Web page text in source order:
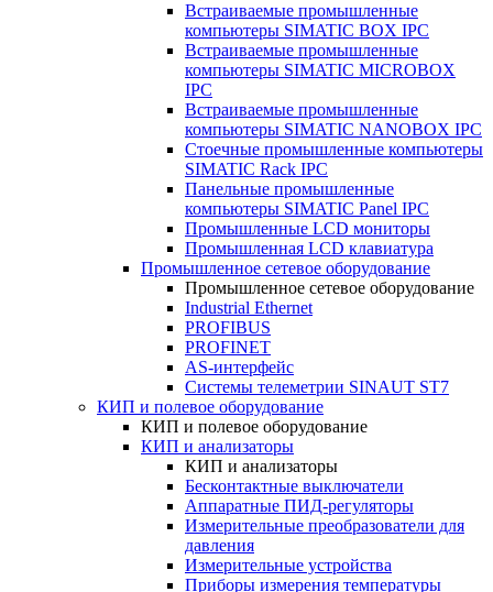
Встраиваемые промышленные
компьютеры SIMATIC BOX IPC
Встраиваемые промышленные
компьютеры SIMATIC MICROBOX
IPC
Встраиваемые промышленные
компьютеры SIMATIC NANOBOX IPC
Стоечные промышленные компьютеры
SIMATIC Rack IPC
Панельные промышленные
компьютеры SIMATIC Panel IPC
Промышленные LCD мониторы
Промышленная LCD клавиатура
Промышленное сетевое оборудование
Промышленное сетевое оборудование
Industrial Ethernet
PROFIBUS
PROFINET
AS-интерфейс
Системы телеметрии SINAUT ST7
КИП и полевое оборудование
КИП и полевое оборудование
КИП и анализаторы
КИП и анализаторы
Бесконтактные выключатели
Аппаратные ПИД-регуляторы
Измерительные преобразователи для
давления
Измерительные устройства
Приборы измерения температуры